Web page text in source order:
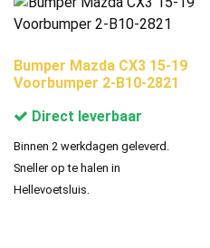
Bumper Mazda CX3 15-19
Voorbumper 2-B10-2821
Direct leverbaar
Binnen 2 werkdagen geleverd.
Sneller op te halen in
Hellevoetsluis.